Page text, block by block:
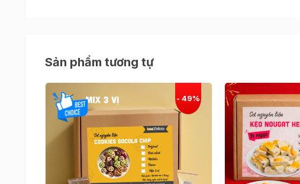
Set DIY làm bánh quy hạt cà phê tại Beemart đã bao
bột cacao, bột cafe, giấy nến
Sản phẩm là hàng đặt trước, Beemart sẽ gửi set trong
Sản phẩm tương tự